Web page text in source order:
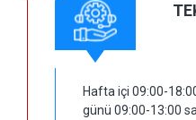
Hafta içi 09:00-
günü 09:00-13:00